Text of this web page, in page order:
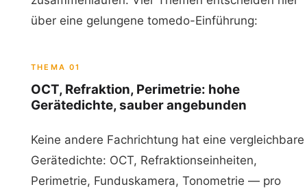
über eine gelungene tomedo-Einführung:
THEMA 01
OCT, Refraktion, Perimetrie: hohe
Gerätedichte, sauber angebunden
Keine andere Fachrichtung hat eine vergleichbare
Gerätedichte: OCT, Refraktionseinheiten,
Perimetrie, Funduskamera, Tonometrie — pro